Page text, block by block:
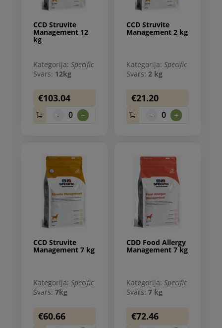
CCD Struvite
Management 12
kg
Kategorija: Specific
Svars: 12kg
€103.04
- 0 +
CCD Struvite
Management 2 kg
Kategorija: Specific
Svars: 2 kg
€21.20
- 0 +
CCD Struvite
Management 7 kg
Kategorija: Specific
Svars: 7kg
€60.66
CDD Food Allergy
Management 7 kg
Kategorija: Specific
Svars: 7 kg
€72.46